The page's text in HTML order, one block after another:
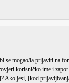
se mogao/la prijaviti na
korisničko ime i
Ako jesi, [kod